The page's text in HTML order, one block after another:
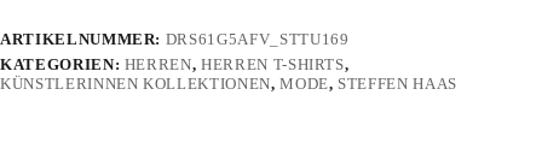
Herren
Premium
Organic
ARTIKELNUMMER: DRS61G5AFV_STTU169
KATEGORIEN: HERREN,HERREN T-SHIRTS,
KÜNSTLERINNEN KOLLEKTIONEN,MODE, STEFFEN HAAS